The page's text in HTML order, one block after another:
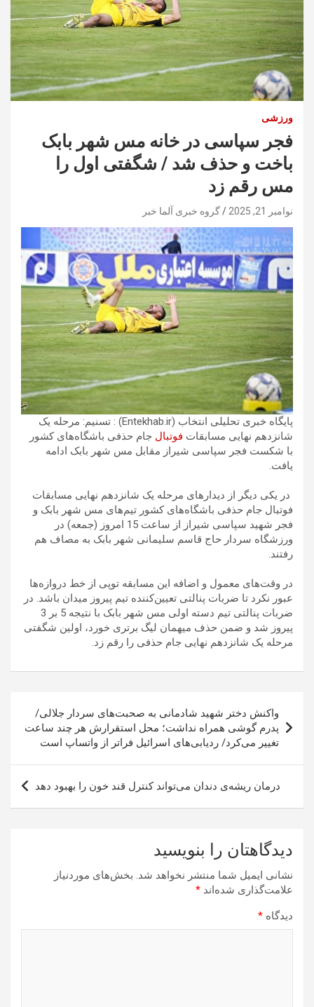
ورزشی
فجر سپاسی در خانه مس شهر بابک
باخت و حذف شد / شگفتی اول را
مس رقم زد
نوامبر 21, 2025 گروه خبری آلما خبر
پایگاه خبری تحلیلی انتخاب (Entekhab.ir) : تسنیم: مرحله یک
شانزدهم نهایی مسابقات فوتبال جام حذفی باشگاه‌های کشور
با شکست فجر سپاسی شیراز مقابل مس شهر بابک ادامه
یافت.
در یکی دیگر از دیدارهای مرحله یک شانزدهم نهایی مسابقات
فوتبال جام حذفی باشگاه‌های کشور تیم‌های مس شهر بابک و
فجر شهید سپاسی شیراز از ساعت 15 امروز (جمعه) در
ورزشگاه سردار حاج قاسم سلیمانی شهر بابک به مصاف هم
رفتند.
در وقت‌های معمول و اضافه این مسابقه توپی از خط دروازه‌ها
عبور نکرد تا ضربات پنالتی تعیین‌کننده تیم پیروز میدان باشد. در
ضربات پنالتی تیم دسته اولی مس شهر بابک با نتیجه 5 بر 3
پیروز شد و ضمن حذف میهمان لیگ برتری خورد، اولین شگفتی
مرحله یک شانزدهم نهایی جام حذفی را رقم زد.
نوشته
واکنش دختر شهید شادمانی به صحبت‌های سردار جلالی/
پدرم گوشی همراه نداشت؛ محل استقرارش هر چند ساعت
تغییر می‌کرد/ ردیابی‌های اسرائیل فراتر از واتساپ است
درمان ریشه‌ی دندان می‌تواند کنترل قند خون را بهبود دهد
دیدگاهتان را بنویسید
نشانی ایمیل شما منتشر نخواهد شد. بخش‌های موردنیاز
علامت‌گذاری شده‌اند *
دیدگاه *